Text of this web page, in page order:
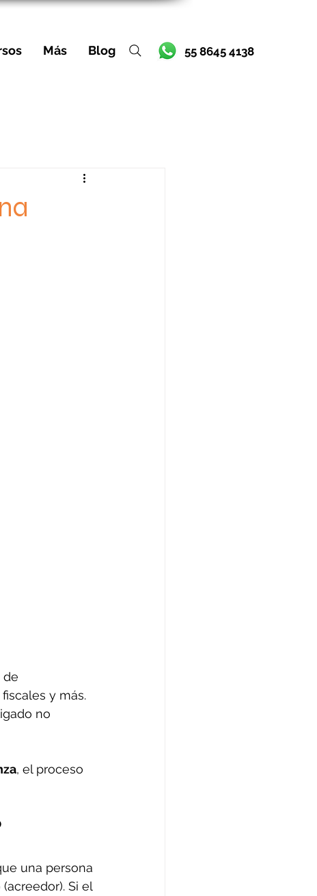
Más Blog 55 8645 4138
de
y más.
no
, el proceso
una persona
Si el